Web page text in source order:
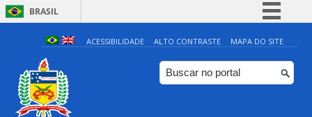
BRASIL
Simplifique!
Comunica BR
Participe
ACESSIBILIDADE ALTO CONTRASTE MAPA DO SITE